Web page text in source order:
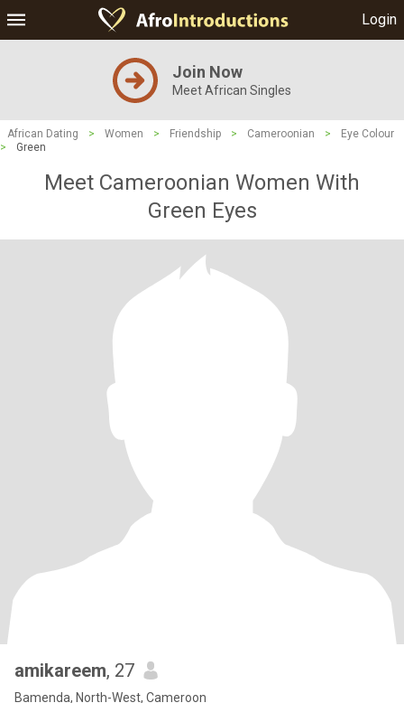
Login
Join Now
Meet African Singles
African Dating > Women > Friendship > Cameroonian >
Eye Colour
>
Green
Meet Cameroonian Women With
Green Eyes
amikareem, 27
Bamenda, North-West, Cameroon